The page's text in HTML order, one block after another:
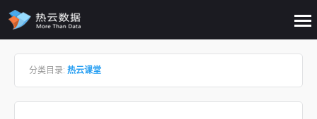
Skip to content
分类目录: 热云课堂